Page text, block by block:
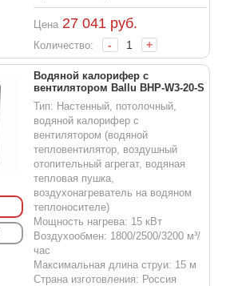
Цена 27 041руб.
Количество: - +
Водяной калорифер с
вентилятором Ballu BHP-W3-20-S
Тип: Настенный, потолочный,
водяной калорифер с
вентилятором (водяной
тепловентилятор, воздушный
отопительный агрегат, водяная
тепловая пушка,
воздухонагреватель на водяном
теплоносителе)
Мощность нагрева: 15 кВт
Воздухообмен: 1800/2500/3200 м³/
час
Максимальная длина струи: 15 м
Страна изготовления: Россия